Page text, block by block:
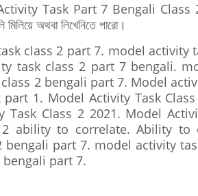
Task Part 7 Bengali Class 2 -
অথবা লিখেনিতে পারো।
class 2 part 7. model activity
task class 2 part 7 bengali.
2 bengali part 7. Model
1. Model Activity Task
Task Class 2 2021. Model
ability to correlate. Ability to
bengali part 7. model activity
part 7.